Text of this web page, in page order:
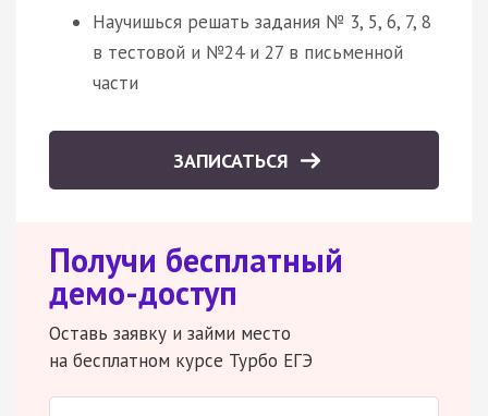
Научишься решать задания № 3, 5, 6, 7, 8
в тестовой и №24 и 27 в письменной
части
ЗАПИСАТЬСЯ
Получи бесплатный
демо-доступ
Оставь заявку и займи место
на бесплатном курсе Турбо ЕГЭ